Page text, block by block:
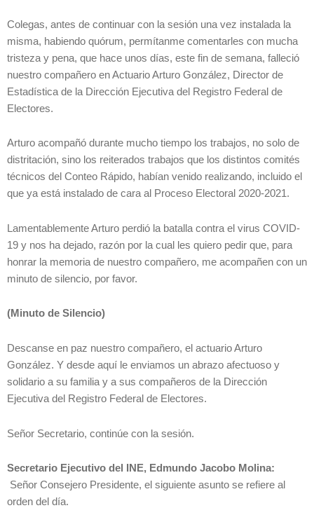
Colegas, antes de continuar con la sesión una vez instalada la
misma, habiendo quórum, permítanme comentarles con mucha
tristeza y pena, que hace unos días, este fin de semana, falleció
nuestro compañero en Actuario Arturo González, Director de
Estadística de la Dirección Ejecutiva del Registro Federal de
Electores.
Arturo acompañó durante mucho tiempo los trabajos, no solo de
distritación, sino los reiterados trabajos que los distintos comités
técnicos del Conteo Rápido, habían venido realizando, incluido el
que ya está instalado de cara al Proceso Electoral 2020-2021.
Lamentablemente Arturo perdió la batalla contra el virus COVID-
19 y nos ha dejado, razón por la cual les quiero pedir que, para
honrar la memoria de nuestro compañero, me acompañen con un
minuto de silencio, por favor.
(Minuto de Silencio)
Descanse en paz nuestro compañero, el actuario Arturo
González. Y desde aquí le enviamos un abrazo afectuoso y
solidario a su familia y a sus compañeros de la Dirección
Ejecutiva del Registro Federal de Electores.
Señor Secretario, continúe con la sesión.
Secretario Ejecutivo del INE, Edmundo Jacobo Molina:
Señor Consejero Presidente, el siguiente asunto se refiere al
orden del día.